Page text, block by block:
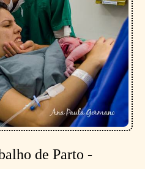
de Parto -